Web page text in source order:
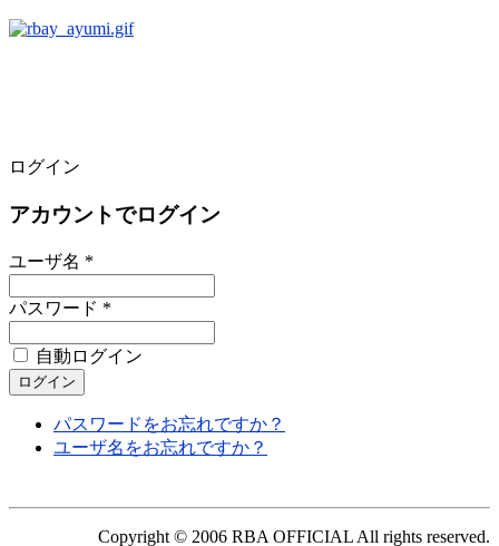
ログイン
アカウントでログイン
ユーザ名 *
パスワード *
自動ログイン
パスワードをお忘れですか？
ユーザ名をお忘れですか？
Copyright © 2006 RBA OFFICIAL All rights reserved.